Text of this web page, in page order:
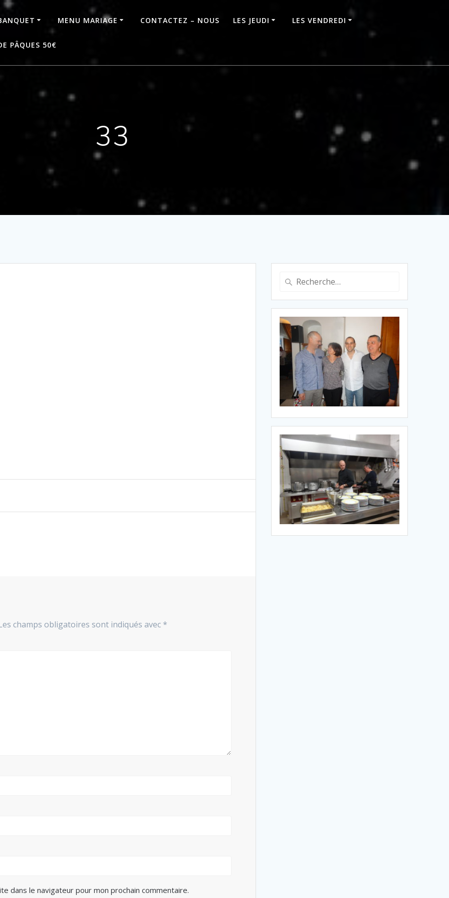
MENU MARIAGE CONTACTEZ – NOUS LES JEUDI LES VENDREDI
PÂQUES 50€
33
champs obligatoires sont indiqués avec *
dans le navigateur pour mon prochain commentaire.
Recherche
: